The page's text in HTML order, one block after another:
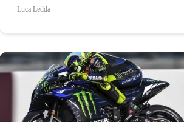
Luca Ledda